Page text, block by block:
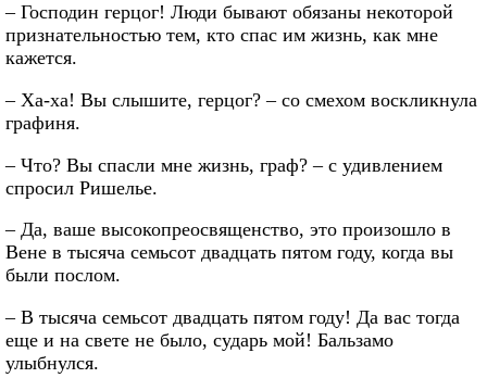
– Господин герцог! Люди бывают обязаны некоторой
признательностью тем, кто спас им жизнь, как мне
кажется.
– Ха-ха! Вы слышите, герцог? – со смехом воскликнула
графиня.
– Что? Вы спасли мне жизнь, граф? – с удивлением
спросил Ришелье.
– Да, ваше высокопреосвященство, это произошло в
Вене в тысяча семьсот двадцать пятом году, когда вы
были послом.
– В тысяча семьсот двадцать пятом году! Да вас тогда
еще и на свете не было, сударь мой! Бальзамо
улыбнулся.